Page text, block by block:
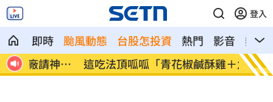
登入
即時 颱風動態 台股怎投資 熱門 影音
熱搜
鎮
這吃法頂呱呱「青花椒鹹酥雞＋角嗨」開
賣
韓股